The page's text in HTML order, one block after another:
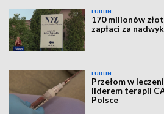
LUBLIN
170 milionów
zapłaci za
LUBLIN
Przełom w
liderem terapii
Polsce